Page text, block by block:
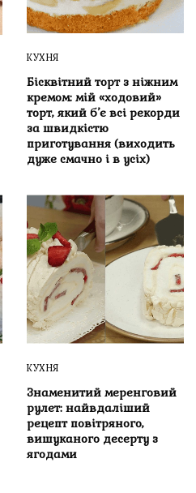
КУХНЯ
Бісквітний торт з ніжним
кремом: мій «ходовий»
торт, який б’є всі рекорди
за швидкістю
приготування (виходить
дуже смачно і в усіх)
КУХНЯ
Знаменитий меренговий
рулет: найвдаліший
рецепт повітряного,
вишуканого десерту з
ягодами